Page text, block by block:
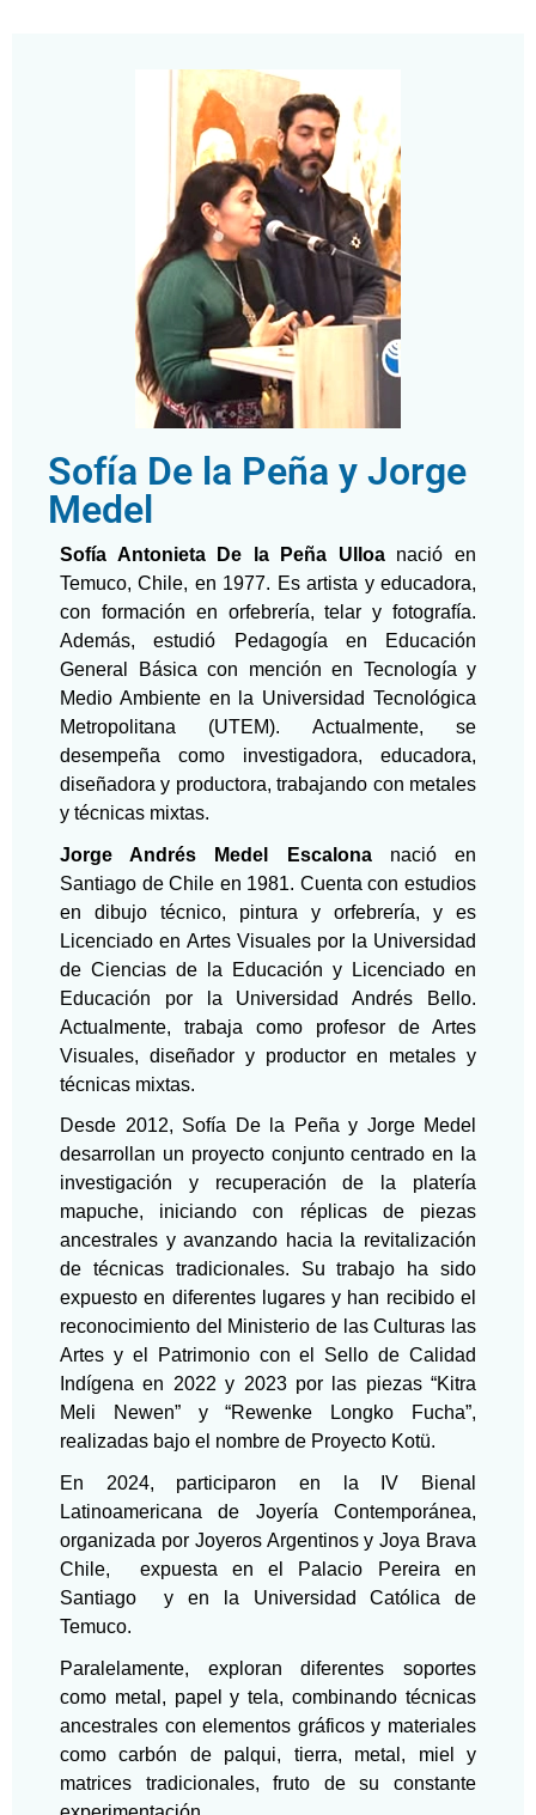
Sofía De la Peña y Jorge
Medel
Sofía Antonieta De la Peña Ulloanació en
Temuco, Chile, en 1977. Es artista y educadora,
con formación en orfebrería, telar y fotografía.
Además, estudió Pedagogía en Educación
General Básica con mención en Tecnología y
Medio Ambiente en la Universidad Tecnológica
Metropolitana (UTEM). Actualmente, se
desempeña como investigadora, educadora,
diseñadora y productora, trabajando con metales
y técnicas mixtas.
Jorge Andrés Medel Escalonanació en
Santiago de Chile en 1981. Cuenta con estudios
en dibujo técnico, pintura y orfebrería, y es
Licenciado en Artes Visuales por la Universidad
de Ciencias de la Educación y Licenciado en
Educación por la Universidad Andrés Bello.
Actualmente, trabaja como profesor de Artes
Visuales, diseñador y productor en metales y
técnicas mixtas.
Desde 2012, Sofía De la Peña y Jorge Medel
desarrollan un proyecto conjunto centrado en la
investigación y recuperación de la platería
mapuche, iniciando con réplicas de piezas
ancestrales y avanzando hacia la revitalización
de técnicas tradicionales. Su trabajo ha sido
expuesto en diferentes lugares y han recibido el
reconocimiento del Ministerio de las Culturas las
Artes y el Patrimonio con el Sello de Calidad
Indígena en 2022 y 2023 por las piezas “Kitra
Meli Newen” y “Rewenke Longko Fucha”,
realizadas bajo el nombre de Proyecto Kotü.
En 2024, participaron
en la IV Bienal
Latinoamericana de Joyería Contemporánea,
organizada por Joyeros Argentinos y Joya Brava
Chile, expuesta en el Palacio Pereira en
Santiago y en la Universidad Católica de
Temuco.
Paralelamente, exploran diferentes soportes
como metal, papel y tela, combinando técnicas
ancestrales con elementos gráficos y materiales
como carbón de palqui, tierra, metal, miel y
matrices tradicionales, fruto de su constante